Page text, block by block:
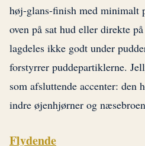
høj-glans-finish med minimalt
oven på sat hud eller direkte
lagdeles ikke godt under
forstyrrer puddepartiklerne.
som afsluttende accenter: den
indre øjenhjørner og
Flydende